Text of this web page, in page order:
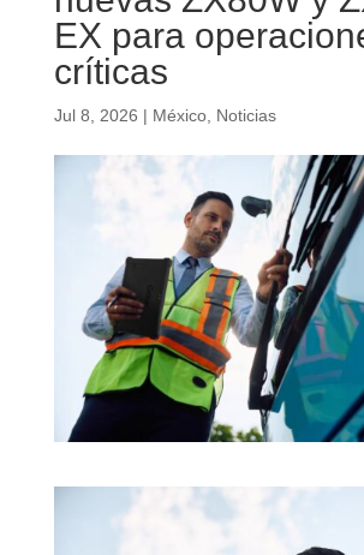
EX para
críticas
Jul 8, 2026 | México, Noticias